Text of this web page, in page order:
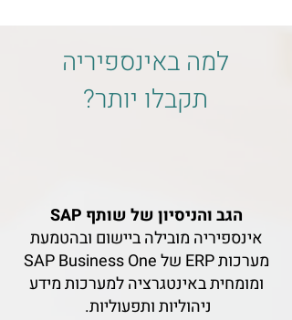
למה באינספיריה
תקבלו יותר?
הגב והניסיון של שותף SAP
אינספיריה מובילה ביישום ובהטמעת
מערכות ERP של SAP Business One
ומומחית באינטגרציה למערכות מידע
ניהוליות ותפעוליות.